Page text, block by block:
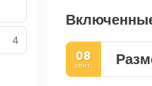
08
сент.
4